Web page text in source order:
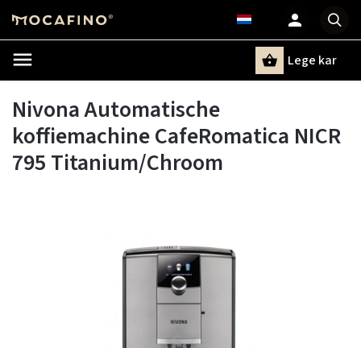
Lege kar
Nivona Automatische
koffiemachine CafeRomatica NICR
795 Titanium/Chroom